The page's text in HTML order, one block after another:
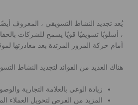
يُعد تجديد النشاط التسويقي ، المعروف
، أسلوبًا تسويقيًا قويًا يسمح للشركات
أمام حركة المرور المرتدة بعد مغادرتها
هناك العديد من الفوائد لتجديد النشاط
زيادة الوعي بالعلامة التجارية
المزيد من الفرص لتحويل العملاء